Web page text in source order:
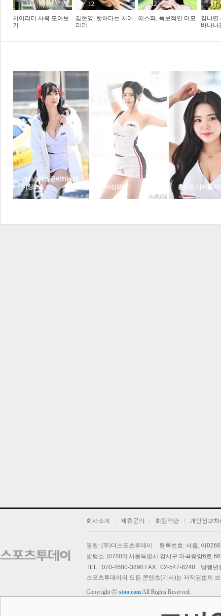
3
포토갤러리 포토뉴스
12
치어리더 사복 모아보
기
12
김현영, 핫하다는 치어
리더
12
에스파, 독보적인 미모
12
김나연
바나나
크리스마스 준비하는 레
이싱모델
레이싱모델 홍지은, 아이돌 미
회사소개 제휴문의 회원약관 개인정보처
명칭: (주)더스포츠투데이
등록번호: 서울, 아
발행소: [07803] 서울특별시 강서구 마곡중앙6로
TEL : 070-4680-3898 FAX : 02-547-8248
발행년
스포츠투데이의 모든 콘텐츠(기사)는 저작권법의
Copyright ⓒ stoo.comAll Rights Reserved.